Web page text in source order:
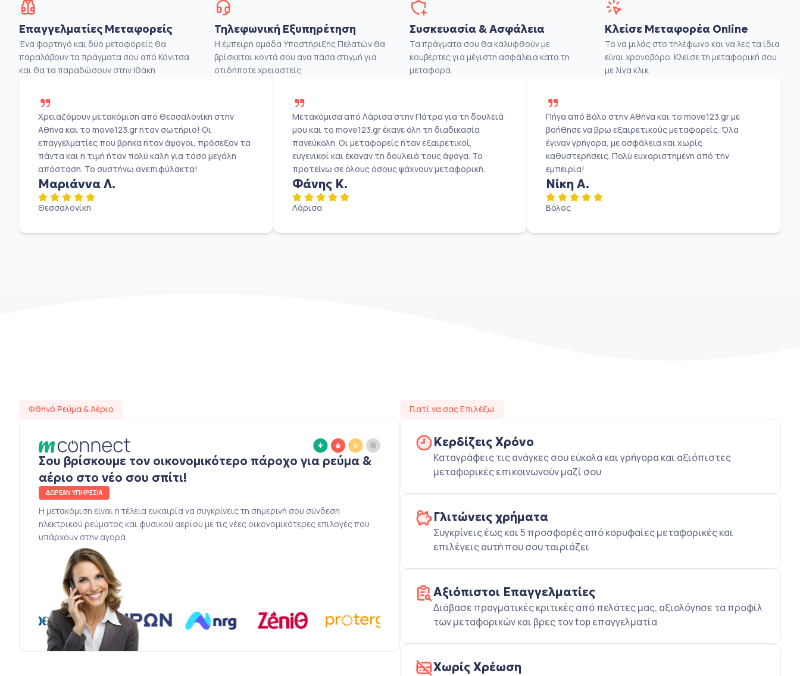
Επαγγελματίες Μεταφορείς
Ένα φορτηγό και δύο μεταφορείς θα
παραλάβουν τα πράγματα σου από Κόνιτσα
και θα τα παραδώσουν στην Ιθάκη
Τηλεφωνική Εξυπηρέτηση
Η έμπειρη ομάδα Υποστήριξης Πελατών θα
βρίσκεται κοντά σου ανα πάσα στιγμή για
οτιδήποτε χρειαστείς.
Συσκευασία & Ασφάλεια
Τα πράγματα σου θα καλυφθούν με
κουβέρτες για μέγιστη ασφάλεια κατα τη
μεταφορά.
Κλείσε Μεταφορέα Online
Το να μιλάς στο τηλέφωνο και να λες τα ίδια
είναι χρονοβόρο. Κλείσε τη μεταφορική σου
με λίγα κλικ.
Χρειαζόμουν μετακόμιση από Θεσσαλονίκη στην
Αθήνα και το move123.gr ήταν σωτήριο! Οι
επαγγελματίες που βρήκα ήταν άψογοι, πρόσεξαν τα
πάντα και η τιμή ήταν πολύ καλή για τόσο μεγάλη
απόσταση. Το συστήνω ανεπιφύλακτα!
Μαριάννα Λ.
Θεσσαλονίκη
Μετακόμισα από Λάρισα στην Πάτρα για τη δουλειά
μου και το move123.gr έκανε όλη τη διαδικασία
πανεύκολη. Οι μεταφορείς ήταν εξαιρετικοί,
ευγενικοί και έκαναν τη δουλειά τους άψογα. Το
προτείνω σε όλους όσους ψάχνουν μεταφορική.
Φάνης Κ.
Λάρισα
Πήγα από Βόλο στην Αθήνα και το move123.gr με
βοήθησε να βρω εξαιρετικούς μεταφορείς. Όλα
έγιναν γρήγορα, με ασφάλεια και χωρίς
καθυστερήσεις. Πολύ ευχαριστημένη από την
εμπειρία!
Νίκη Α.
Βόλος
Φθηνό Ρεύμα & Αέριο
Σου βρίσκουμε τον οικονομικότερο πάροχο για ρεύμα &
αέριο στο νέο σου σπίτι!
ΔΩΡΕΑΝ ΥΠΗΡΕΣΙΑ
Η μετακόμιση είναι η τέλεια ευκαιρία να συγκρίνεις τη σημερινή σου σύνδεση
ηλεκτρικού ρεύματος και φυσικού αερίου με τις νέες οικονομικότερες επιλογές που
υπάρχουν στην αγορά.
Γιατί να σας Επιλέξω
Κερδίζεις Χρόνο
Καταγράφεις τις ανάγκες σου εύκολα και γρήγορα και αξιόπιστες
μεταφορικές επικοινωνούν μαζί σου
Γλιτώνεις χρήματα
Συγκρίνεις έως και 5 προσφορές από κορυφαίες μεταφορικές και
επιλέγεις αυτή που σου ταιριάζει
Αξιόπιστοι Επαγγελματίες
Διάβασε πραγματικές κριτικές από πελάτες μας, αξιολόγησε τα προφίλ
των μεταφορικών και βρες τον top επαγγελματία
Χωρίς Χρέωση